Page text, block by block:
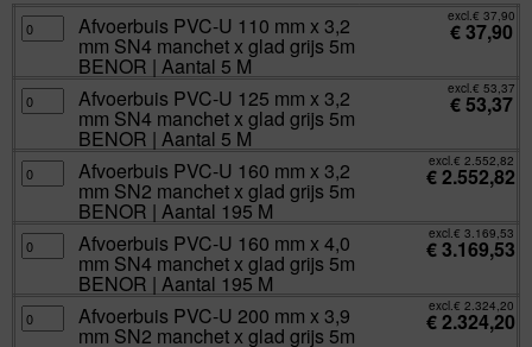
Afvoerbuis
PVC-
U
x
3,2
mm
glad
grijs
5m
Aantal
5
M
Afvoerbuis PVC-U 110 mm x 3,2
mm SN4 manchet x glad grijs 5m
BENOR | Aantal 5 M
excl.€ 37,90
€37,90
Afvoerbuis
PVC-
U
x
3,2
mm
glad
grijs
5m
Aantal
5
M
Afvoerbuis PVC-U 125 mm x 3,2
mm SN4 manchet x glad grijs 5m
BENOR | Aantal 5 M
excl.€ 53,37
€53,37
Afvoerbuis
PVC-
U
x
3,2
mm
glad
grijs
5m
Afvoerbuis PVC-U 160 mm x 3,2
mm SN2 manchet x glad grijs 5m
BENOR | Aantal 195 M
excl.€ 2.552,82
€2.552,82
Afvoerbuis
PVC-
U
x
4,0
mm
Afvoerbuis PVC-U 160 mm x 4,0
mm SN4 manchet x glad grijs 5m
BENOR | Aantal 195 M
excl.€ 3.169,53
€3.169,53
Afvoerbuis
PVC-
U
Afvoerbuis PVC-U 200 mm x 3,9
mm SN2 manchet x glad grijs 5m
excl.€ 2.324,20
€2.324,20